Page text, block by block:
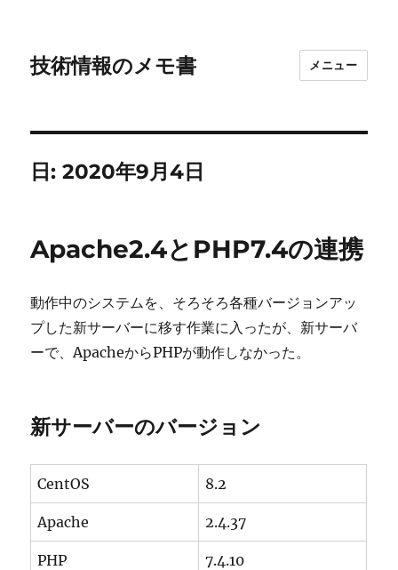
技術情報のメモ書 メニュー
日:2020年9月4日
Apache2.4とPHP7.4の連携
動作中のシステムを、そろそろ各種バージョンアッ
プした新サーバーに移す作業に入ったが、新サーバ
ーで、ApacheからPHPが動作しなかった。
新サーバーのバージョン
CentOS 8.2
Apache 2.4.37
PHP 7.4.10